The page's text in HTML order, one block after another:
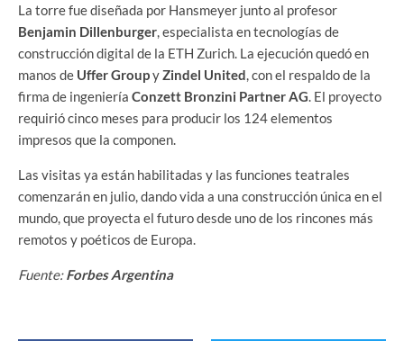
La torre fue diseñada por Hansmeyer junto al profesor
Benjamin Dillenburger, especialista en tecnologías de
construcción digital de la ETH Zurich. La ejecución quedó en
manos de Uffer GroupyZindel United, con el respaldo de la
firma de ingeniería Conzett Bronzini Partner AG. El proyecto
requirió cinco meses para producir los 124 elementos
impresos que la componen.
Las visitas ya están habilitadas y las funciones teatrales
comenzarán en julio, dando vida a una construcción única en el
mundo, que proyecta el futuro desde uno de los rincones más
remotos y poéticos de Europa.
Fuente:Forbes Argentina